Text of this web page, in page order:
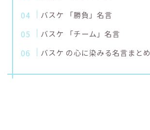
バスケ 「勝負」名言
バスケ 「チーム」名言
バスケ の心に染みる名言まとめ